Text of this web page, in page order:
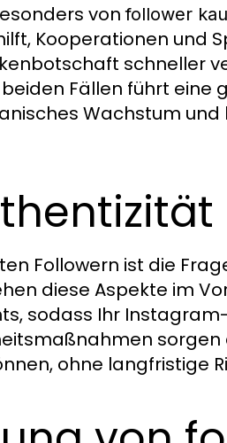
vonfollower
Kooperationen und
schneller
Fällen führt eine
Wachstum und
Followern ist die
diese Aspekte im
sodass Ihr
sorgen
ohne langfristige